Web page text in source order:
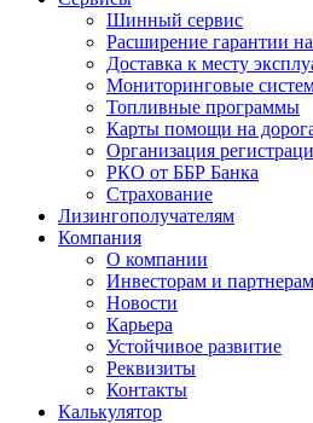
Шинный сервис
Расширение гарантии
Доставка к месту
Мониторинговые
Топливные программы
Карты помощи на
Организация
РКО от ББР Банка
Страхование
Лизингополучателям
Компания
О компании
Инвесторам и партнерам
Новости
Карьера
Устойчивое развитие
Реквизиты
Контакты
Калькулятор